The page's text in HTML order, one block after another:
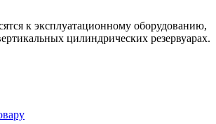
к эксплуатационному оборудованию,
цилиндрических резервуарах.